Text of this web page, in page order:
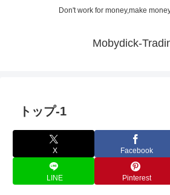
Don't work for money,make
Mobydick-
トップ-1
X Facebook
LINE Pinterest